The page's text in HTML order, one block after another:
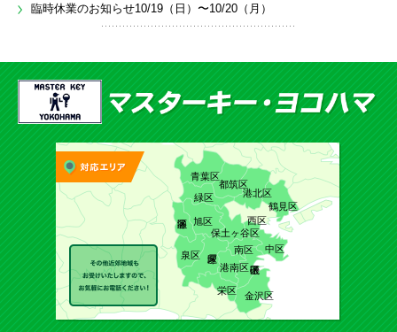
臨時休業のお知らせ10/19（日）〜10/20（月）
青葉区
都筑区
港北区
鶴見区
緑区
旭区
保土ヶ谷区
西区
泉区
港南区
南区 中区
金沢区
栄区